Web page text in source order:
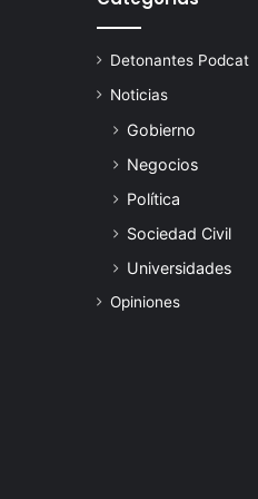
Detonantes Podcat
Noticias
Gobierno
Negocios
Política
Sociedad Civil
Universidades
Opiniones